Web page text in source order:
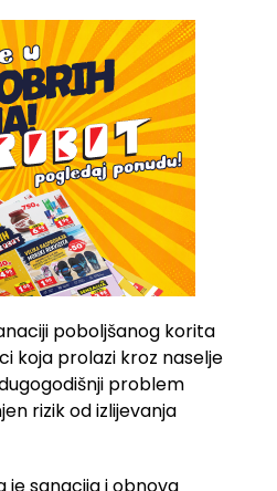
poboljšanog korita
koja prolazi kroz naselje
problem
rizik od izlijevanja